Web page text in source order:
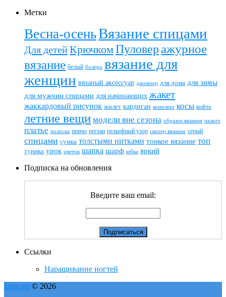
Метки
Весна-осеньВязание спицами
Для детейКрючкомПуловер ажурное
вязание белый болеро вязание для
женщин вязаный аксессуар джемпер для дома для зимы
для мужчин спицами для начинающих жакет
жаккардовый рисунок жилет кардиган комплект косы кофта
летние вещи модели вне сезона образец вязания пальто
платье полоска пончо реглан рельефный узор свитер вязание серый
спицами сумка толстыми нитками тонкое вязание топ
туника урок цветок шапка шарф юбка яркий
Подписка на обновления
Введите ваш email:
Ссылки
Наращивание ногтей
knitt.net © 2026